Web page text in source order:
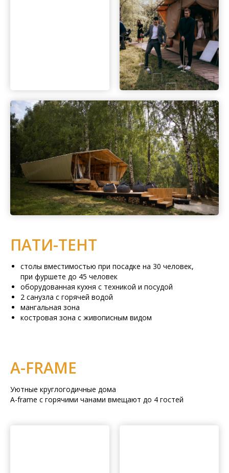
ПАТИ-ТЕНТ
столы вместимостью при посадке на 30 человек,
при фуршете до 45 человек
оборудованная кухня с техникой и посудой
2 санузла с горячей водой
мангальная зона
костровая зона с живописным видом
А-FRAME
Уютные круглогодичные дома
А-frame с горячими чанами вмещают до 4 гостей